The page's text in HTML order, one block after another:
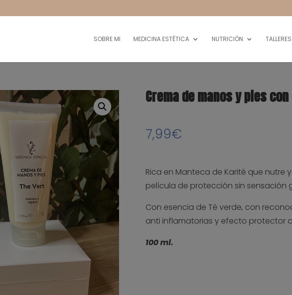
SOBRE MI MEDICINA ESTÉTICA NUTRICIÓN TALLERES
Crema de manos y pies
7,99€
Rica en Manteca de Karité que nutre
película de protección sin sensación
Con esencia de Té verde, con
anti inflamatorias y efecto protector
100 ml.